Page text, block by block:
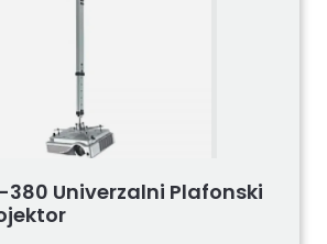
380 Univerzalni Plafonski